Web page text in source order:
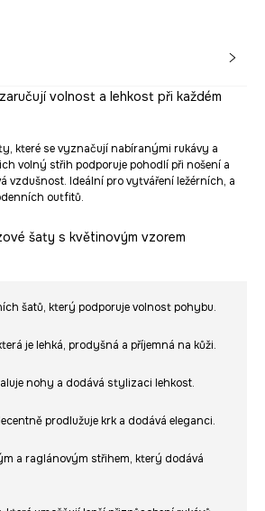
volnost a lehkost při každém
které se vyznačují nabíranými rukávy a
volný střih podporuje pohodlí při nošení a
vzdušnost. Ideální pro vytváření ležérních, a
outfitů.
šaty s květinovým vzorem
šatů, který podporuje volnost pohybu.
je lehká, prodyšná a příjemná na kůži.
nohy a dodává stylizaci lehkost.
prodlužuje krk a dodává eleganci.
a raglánovým střihem, který dodává